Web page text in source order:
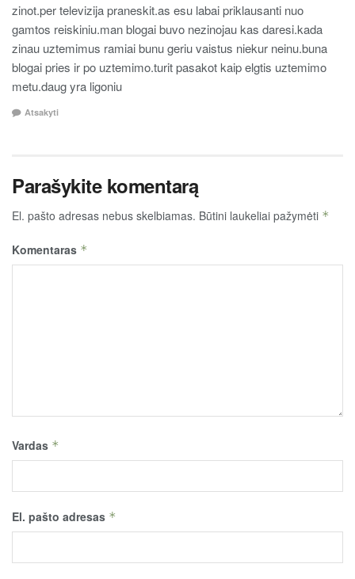
zinot.per televizija praneskit.as esu labai priklausanti nuo
gamtos reiskiniu.man blogai buvo nezinojau kas daresi.kada
zinau uztemimus ramiai bunu geriu vaistus niekur neinu.buna
blogai pries ir po uztemimo.turit pasakot kaip elgtis uztemimo
metu.daug yra ligoniu
Atsakyti
Parašykite komentarą
El. pašto adresas nebus skelbiamas. Būtini laukeliai pažymėti *
Komentaras *
Vardas *
El. pašto adresas *